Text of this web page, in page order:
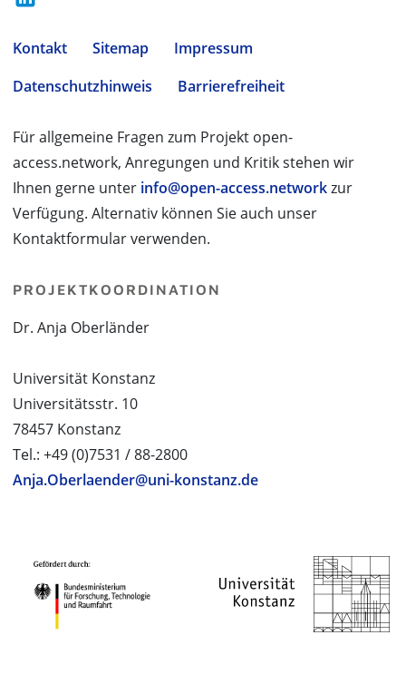
Kontakt Sitemap
Impressum
Datenschutzhinweis
Barrierefreiheit
Für allgemeine Fragen zum Projekt open-
access.network, Anregungen und Kritik stehen wir
Ihnen gerne unter info@open-access.networkzur
Verfügung. Alternativ können Sie auch unser
Kontaktformular verwenden.
PROJEKTKOORDINATION
Dr. Anja Oberländer
Universität Konstanz
Universitätsstr. 10
78457 Konstanz
Tel.: +49 (0)7531 / 88-2800
Anja.Oberlaender@uni-konstanz.de